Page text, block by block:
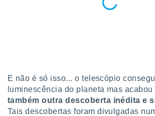
caso,
de que
E não é só isso... o telescópio
luminescência do planeta mas
também outra descoberta inédita e
Tais descobertas foram divulgadas